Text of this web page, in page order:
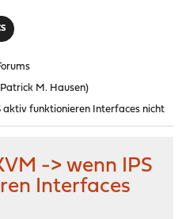
Patrick M. Hausen)
aktiv funktionieren Interfaces nicht
-> wenn IPS
Interfaces